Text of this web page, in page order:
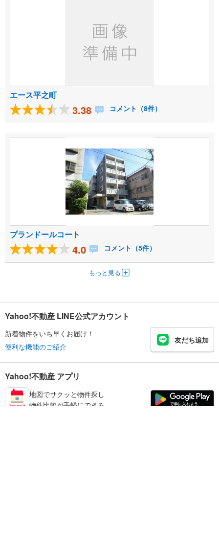
エース平之町
3.38 コメント（8件）
プランドールコート
4.0 コメント（5件）
もっと見る
Yahoo!不動産 LINE公式アカウント
新着物件をいち早くお届け！
便利な機能のご紹介
友だち追加
Yahoo!不動産 アプリ
地図でサクッと物件探し
物件比較が手軽にできる